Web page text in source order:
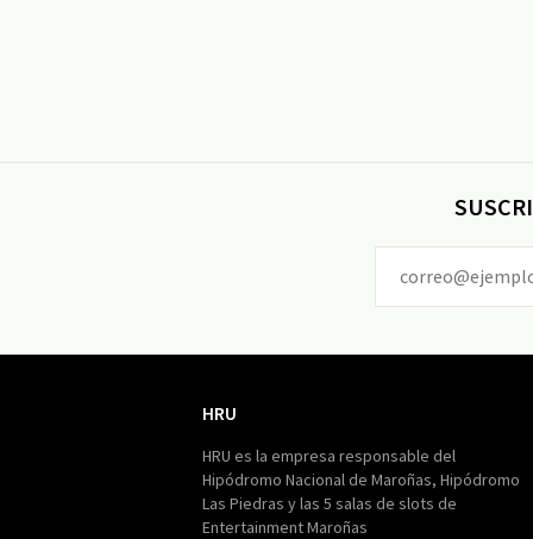
HRU
HRU es la empresa responsable del
Hipódromo Nacional de Maroñas, Hipódromo
Las Piedras y las 5 salas de slots de
Entertainment Maroñas